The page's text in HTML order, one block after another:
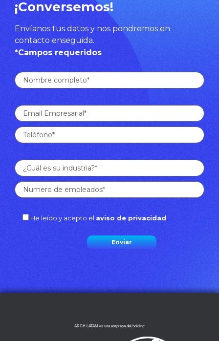
¡Conversemos!
Envíanos tus datos y nos pondremos en
contacto enseguida.
*Campos requeridos
He leído y acepto el aviso de privacidad
ARCH LATAM es una empresa del holding: